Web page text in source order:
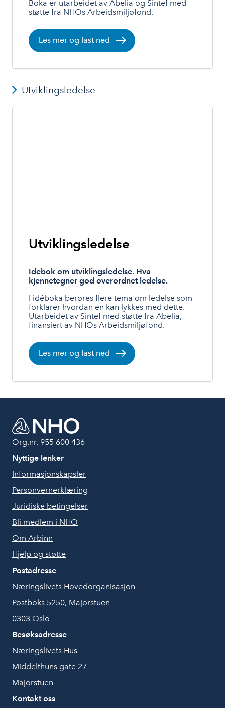
Boka er utarbeidet av Abelia og Sintef med
støtte fra NHOs Arbeidsmiljøfond.
Les mer og last ned
Utviklingsledelse
Utviklingsledelse
Idebok om utviklingsledelse. Hva
kjennetegner god overordnet ledelse.
I idéboka berøres flere tema om ledelse som
forklarer hvordan en kan lykkes med dette.
Utarbeidet av Sintef med støtte fra Abelia,
finansiert av NHOs Arbeidsmiljøfond.
Les mer og last ned
Org.nr. 955 600 436
Nyttige lenker
Informasjonskapsler
Personvernerklæring
Juridiske betingelser
Bli medlem i NHO
Om Arbinn
Hjelp og støtte
Postadresse
Næringslivets Hovedorganisasjon
Postboks 5250, Majorstuen
0303 Oslo
Besøksadresse
Næringslivets Hus
Middelthuns gate 27
Majorstuen
Kontakt oss